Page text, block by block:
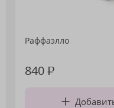
Раффаэлло
840₽